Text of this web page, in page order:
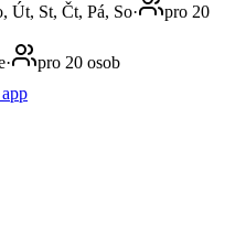
Út, St, Čt, Pá, So·
pro 20
·
pro 20 osob